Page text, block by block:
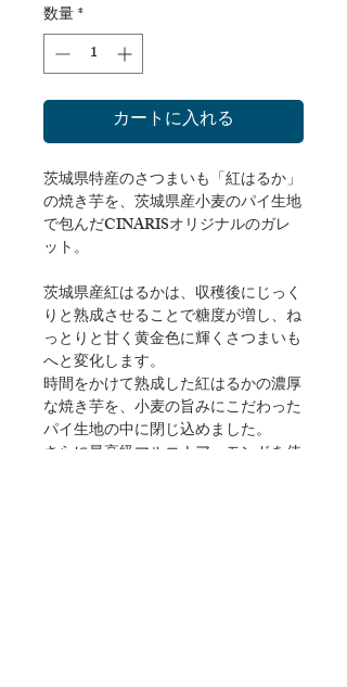
数量*
カートに入れる
茨城県特産のさつまいも「紅はるか」
の焼き芋を、茨城県産小麦のパイ生地
で包んだCINARISオリジナルのガレ
ット。
茨城県産紅はるかは、収穫後にじっく
りと熟成させることで糖度が増し、ね
っとりと甘く黄金色に輝くさつまいも
へと変化します。
時間をかけて熟成した紅はるかの濃厚
な焼き芋を、小麦の旨みにこだわった
パイ生地の中に閉じ込めました。
さらに最高級マルコナアーモンドを使